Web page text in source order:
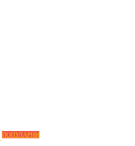
ПОПУЛАРНИ